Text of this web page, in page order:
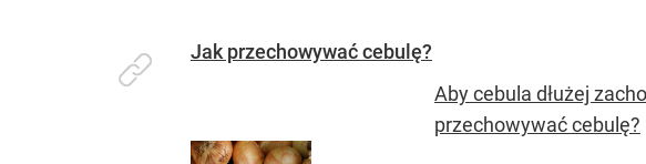
Jak przechowywać cebulę?
Aby cebula dłużej
przechowywać cebulę?